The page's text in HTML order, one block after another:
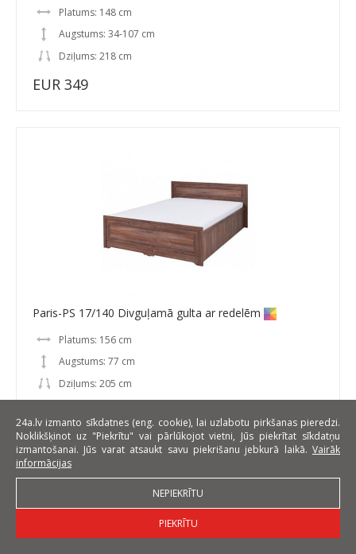
Platums: 148 cm
Augstums: 34-107 cm
Dziļums: 218 cm
EUR 349
Paris-PS 17/140 Divguļamā gulta ar redelēm
Platums: 156 cm
Augstums: 77 cm
Dziļums: 205 cm
24a.lv izmanto sīkdatnes (eng. cookie), lai uzlabotu pirkšanas pieredzi.
Noklikšķinot uz "Piekrītu" vai pārlūkojot vietni, Jūs piekrītat sīkdatņu
izmantošanai. Jūs varat atsaukt savu piekrišanu jebkurā laikā. Vairāk
informācijas
NEPIEKRĪTU
PIEKRĪTU